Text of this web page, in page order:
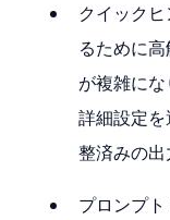
クイック
るために
が複雑に
詳細設定
整済みの出
プロンプ